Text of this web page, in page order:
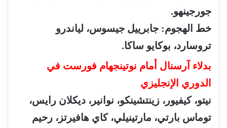
جورجينهو.
خط الهجوم: جابرييل جيسوس، لياندرو
تروسارد، بوكايو ساكا.
بدلاء آرسنال أمام نوتينجهام فورست في
الدوري الإنجليزي
نيتو، كيفيور، زينتشينكو، نوانير، ديكلان رايس،
توماس بارتي، مارتينيلي، كاي هافيرتز، رحيم